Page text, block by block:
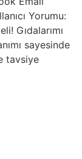
Yorumu:
Gıdalarımı
sayesinde
tavsiye